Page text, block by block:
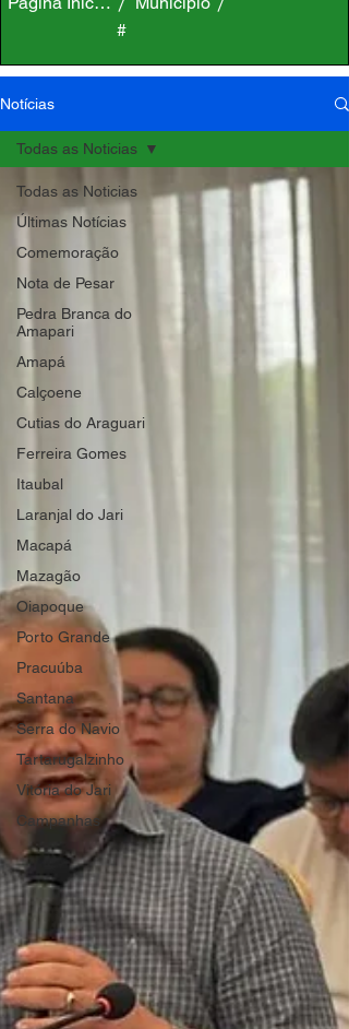
#
Notícias
Todas as Noticias
Últimas Notícias
Comemoração
Nota de Pesar
Pedra Branca do
Amapari
Amapá
Calçoene
Cutias do Araguari
Ferreira Gomes
Itaubal
Laranjal do Jari
Macapá
Mazagão
Oiapoque
Porto Grande
Pracuúba
Santana
Serra do Navio
Tartarugalzinho
Vitória do Jari
Campanhas
Todas as Noticias